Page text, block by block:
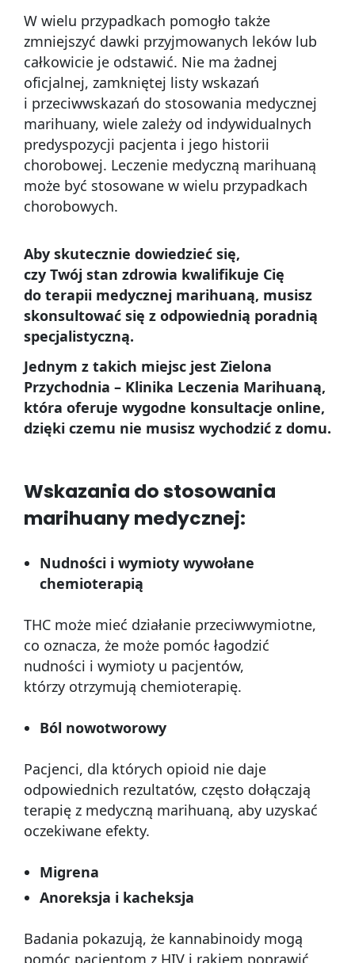
W wielu przypadkach pomogło także
zmniejszyć dawki przyjmowanych leków lub
całkowicie je odstawić. Nie ma żadnej
oficjalnej, zamkniętej listy wskazań
i przeciwwskazań do stosowania medycznej
marihuany, wiele zależy od indywidualnych
predyspozycji pacjenta i jego historii
chorobowej. Leczenie medyczną marihuaną
może być stosowane w wielu przypadkach
chorobowych.
Aby skutecznie dowiedzieć się,
czy Twój stan zdrowia kwalifikuje Cię
do terapii medycznej marihuaną, musisz
skonsultować się z odpowiednią poradnią
specjalistyczną.
Jednym z takich miejsc jest Zielona
Przychodnia – Klinika Leczenia Marihuaną,
która oferuje wygodne konsultacje online,
dzięki czemu nie musisz wychodzić z domu.
Wskazania do stosowania
marihuany medycznej:
Nudności i wymioty wywołane
chemioterapią
THC może mieć działanie przeciwwymiotne,
co oznacza, że ​​może pomóc łagodzić
nudności i wymioty u pacjentów,
którzy otrzymują chemioterapię.
Ból nowotworowy
Pacjenci, dla których opioid nie daje
odpowiednich rezultatów, często dołączają
terapię z medyczną marihuaną, aby uzyskać
oczekiwane efekty.
Migrena
Anoreksja i kacheksja
Badania pokazują, że kannabinoidy mogą
pomóc pacjentom z HIV i rakiem poprawić